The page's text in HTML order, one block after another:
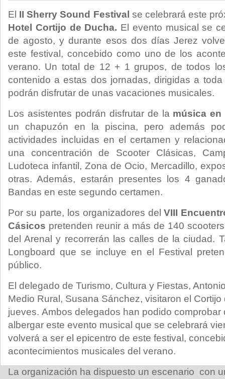
El II Sherry Sound Festival se celebrará este
Hotel Cortijo de Ducha. El evento musical se
de agosto, y durante esos dos días Jerez
este festival, concebido como uno de los
verano. Un total de 12 + 1 grupos, de todos
contenido a estas dos jornadas, dirigidas a
podrán disfrutar de unas vacaciones musicales.
Los asistentes podrán disfrutar de la música en
un chapuzón en la piscina, pero además
actividades incluidas en el certamen y
una concentración de Scooter Clásicas,
Ludoteca infantil, Zona de Ocio, Mercadillo,
otras. Además, estarán presentes los 4
Bandas en este segundo certamen.
Por su parte, los organizadores delVIII
Cásicos pretenden reunir a más de 140
del Arenal y recorrerán las calles de la ciudad.
Longboard que se incluye en el Festival
público.
El delegado de Turismo, Cultura y Fiestas,
Medio Rural, Susana Sánchez, visitaron el
jueves. Ambos delegados han podido comprobar
albergar este evento musical que se celebrará
volverá a ser el epicentro de este festival,
acontecimientos musicales del verano.
La organización ha dispuesto un escenario con